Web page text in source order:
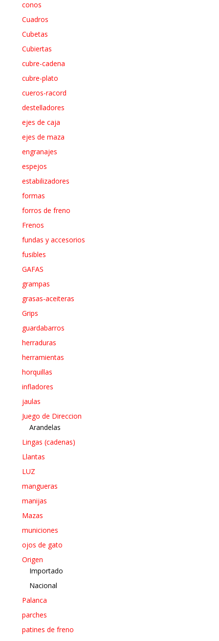
conos
Cuadros
Cubetas
Cubiertas
cubre-cadena
cubre-plato
cueros-racord
destelladores
ejes de caja
ejes de maza
engranajes
espejos
estabilizadores
formas
forros de freno
Frenos
fundas y accesorios
fusibles
GAFAS
grampas
grasas-aceiteras
Grips
guardabarros
herraduras
herramientas
horquillas
infladores
jaulas
Juego de Direccion
Arandelas
Lingas (cadenas)
Llantas
LUZ
mangueras
manijas
Mazas
municiones
ojos de gato
Origen
Importado
Nacional
Palanca
parches
patines de freno